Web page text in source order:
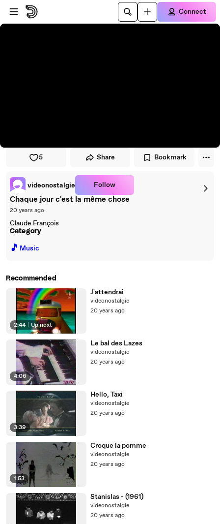
Skip to player
Skip to main content
Connect
5 Share Bookmark
videonostalgie Follow
Chaque jour c'est la même chose
20 years ago
Claude François
Category
🎵 Music
Recommended
2:44 Up next
J'attendrai
videonostalgie
20 years ago
4:06
Le bal des Lazes
videonostalgie
20 years ago
3:39
Hello, Taxi
videonostalgie
20 years ago
1:53
Croque la pomme
videonostalgie
20 years ago
Stanislas - (1961)
videonostalgie
20 years ago